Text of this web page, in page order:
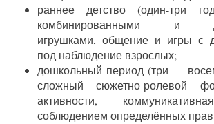
раннее детство (один-три
комбинированными и
игрушками, общение и игры с
под наблюдение взрослых;
дошкольный период (три —
сложный сюжетно-ролевой
активности,
соблюдением определённых